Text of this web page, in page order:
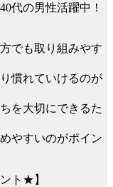
代の男性活躍中！
でも取り組みやす
慣れていけるのが
を大切にできるた
やすいのがポイン
ト★】